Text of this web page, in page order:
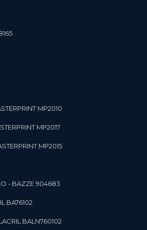
MP2010
MP2017
MP2015
- BAZZE 904683
BA76102
BALN760102